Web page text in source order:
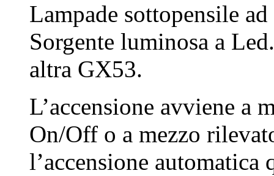
Lampade sottopensile
Sorgente luminosa a
altra GX53.
L’accensione avviene a
On/Off o a mezzo
l’accensione